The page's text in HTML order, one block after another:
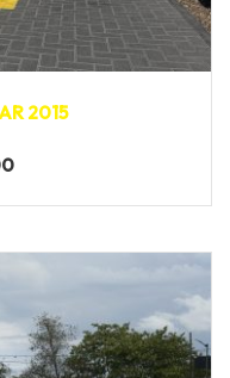
2015